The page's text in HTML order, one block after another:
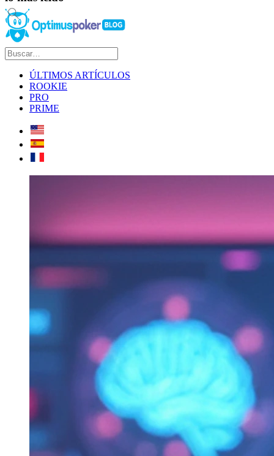
ÚLTIMOS ARTÍCULOS
ROOKIE
PRO
PRIME